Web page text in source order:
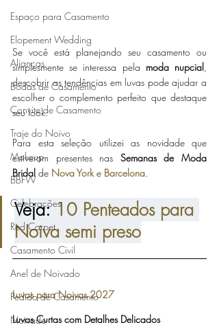
Espaço para Casamento
Elopement Wedding
Alianças
Bodas de Casamento
Convite de Casamento
Traje do Noivo
Makeup
BBFW
Celebrações
Red Carpet
Casamento Civil
Anel de Noivado
Pedido de Casamento
Noivado
Se você está planejando seu casamento ou
simplesmente se interessa pela moda nupcial
descobrir as tendências em luvas pode ajudar a
escolher o complemento perfeito que destaque
seu look.
Para esta seleção utilizei as novidade que
estiveram presentes nas Semanas de Moda
Bridal de Nova York e Barcelona
Veja: 10 Penteados para
Noiva semi preso
Luvas para Noivas 2027
Luvas Curtas com Detalhes Delicados